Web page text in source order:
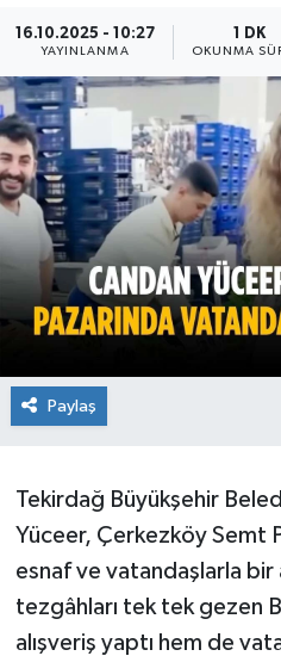
16.10.2025 - 10:27
YAYINLANMA
1 DK
OKUNMA
Paylaş
Tekirdağ Büyükşehir
Yüceer, Çerkezköy Semt
esnaf ve vatandaşlarla
tezgâhları tek tek gezen
alışveriş yaptı hem de
Ekonomi
Sağlık
Teknoloji
Yaşam
Haber Arşivi